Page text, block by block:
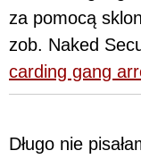
za pomocą
zob. Naked
carding gang
Długo nie